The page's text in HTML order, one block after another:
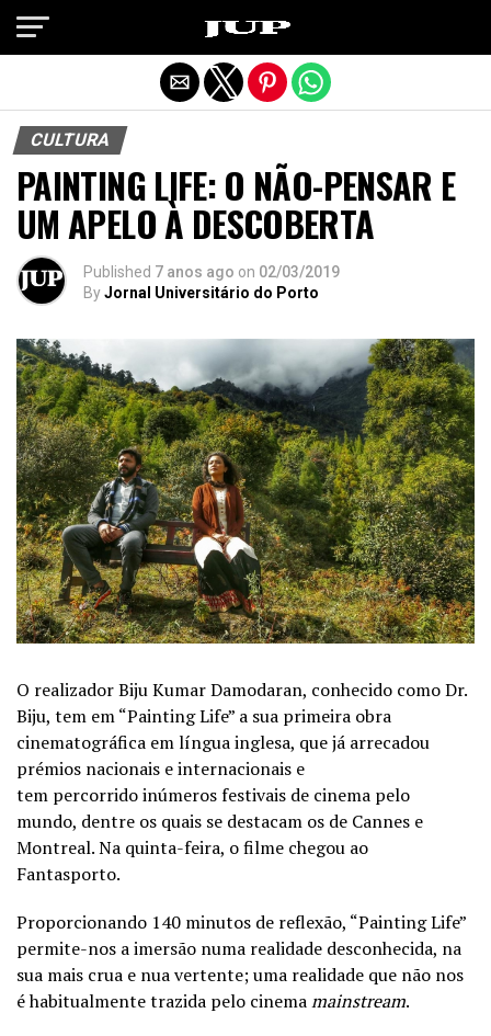
CULTURA
PAINTING LIFE: O NÃO-PENSAR E
UM APELO À DESCOBERTA
Published 7 anos ago on 02/03/2019
ByJornal Universitário do Porto
O realizador Biju Kumar Damodaran, conhecido como Dr.
Biju, tem em “Painting Life” a sua primeira obra
cinematográfica em língua inglesa, que já arrecadou
prémios nacionais e internacionais e
tem percorrido inúmeros festivais de cinema pelo
mundo, dentre os quais se destacam os de Cannes e
Montreal. Na quinta-feira, o filme chegou ao
Fantasporto.
Proporcionando 140 minutos de reflexão, “Painting Life”
permite-nos a imersão numa realidade desconhecida, na
sua mais crua e nua vertente; uma realidade que não nos
é habitualmente trazida pelo cinemamainstream.
Exit mobile version